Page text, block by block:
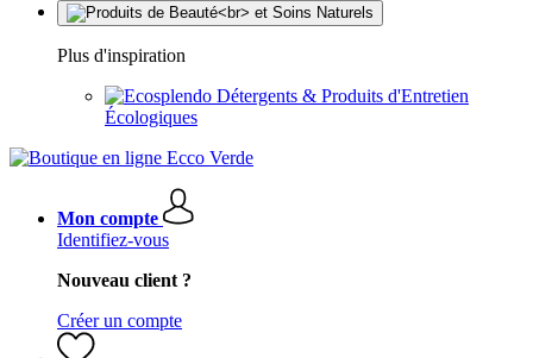
Plus d'inspiration
Détergents & Produits d'Entretien
Écologiques
Mon compte
Identifiez-vous
Nouveau client ?
Créer un compte